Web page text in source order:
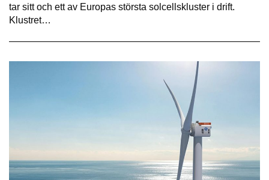
tar sitt och ett av Europas största solcellskluster i drift.
Klustret…